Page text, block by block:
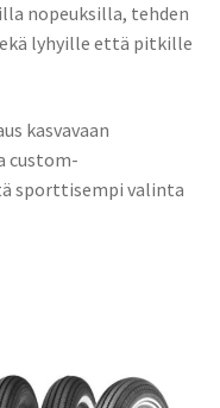
nopeuksilla, tehden
lyhyille että pitkille
kasvavaan
custom-
sporttisempi valinta